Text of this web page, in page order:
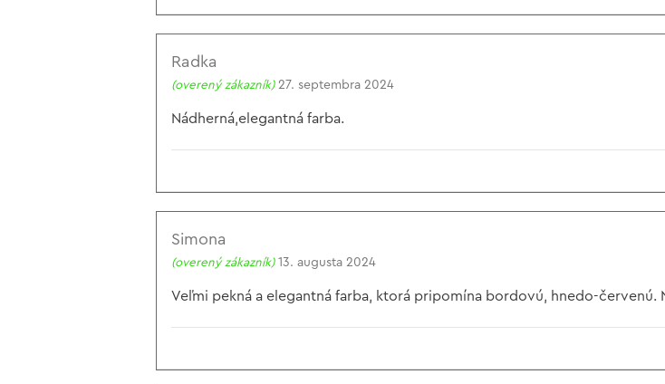
Radka
(overený zákazník) 27. septembra 2024
Nádherná,elegantná farba.
Simona
(overený zákazník) 13. augusta 2024
Veľmi pekná a elegantná farba, ktorá pripomína bordovú, hnedo-